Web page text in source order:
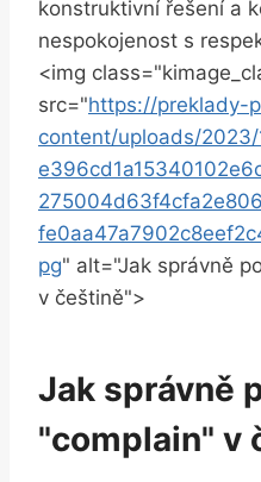
konstruktivní řešení a
nespokojenost s
<img
src="https://preklady-
content/uploads/
pg" alt="Jak správně
v češtině">
Jak správně
"complain" v